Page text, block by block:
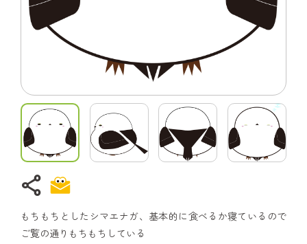
share
もちもちとしたシマエナガ、基本的に食べるか寝ているので
ご覧の通りもちもちしている